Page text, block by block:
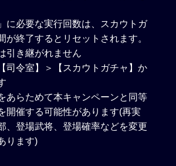
に必要な実行回数は、スカウトガ
が終了するとリセットされます。
引き継がれません
司令室】＞【スカウトガチャ】か
あらためて本キャンペーンと同等
開催する可能性があります(再実
、登場武将、登場確率などを変更
ります)